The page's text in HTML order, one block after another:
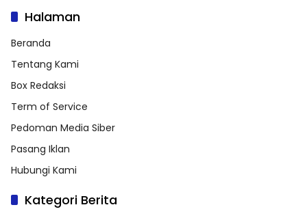
Halaman
Beranda
Tentang Kami
Box Redaksi
Term of Service
Pedoman Media Siber
Pasang Iklan
Hubungi Kami
Kategori Berita